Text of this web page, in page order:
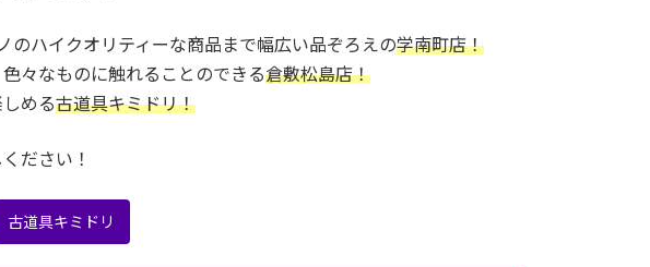
ハイクオリティーな商品まで幅広い品ぞろえの学南町店！
々なものに触れることのできる倉敷松島店！
める古道具キミドリ！
ださい！
古道具キミドリ